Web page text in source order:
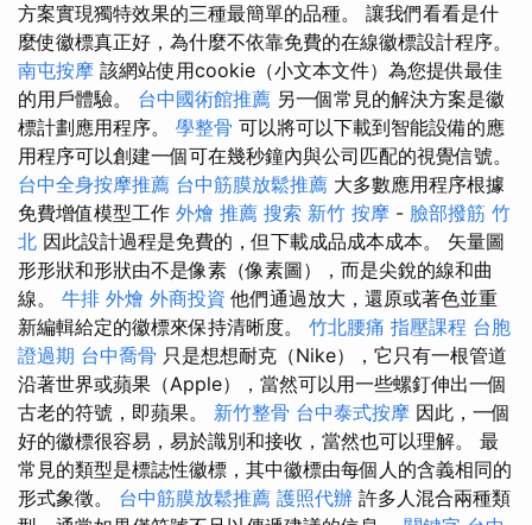
方案實現獨特效果的三種最簡單的品種。 讓我們看看是什
麼使徽標真正好，為什麼不依靠免費的在線徽標設計程序。
南屯按摩 該網站使用cookie（小文本文件）為您提供最佳
的用戶體驗。 台中國術館推薦 另一個常見的解決方案是徽
標計劃應用程序。 學整骨 可以將可以下載到智能設備的應
用程序可以創建一個可在幾秒鐘內與公司匹配的視覺信號。
台中全身按摩推薦 台中筋膜放鬆推薦 大多數應用程序根據
免費增值模型工作 外燴 推薦 搜索 新竹 按摩 - 臉部撥筋 竹
北 因此設計過程是免費的，但下載成品成本成本。 矢量圖
形形狀和形狀由不是像素（像素圖），而是尖銳的線和曲
線。 牛排 外燴 外商投資 他們通過放大，還原或著色並重
新編輯給定的徽標來保持清晰度。 竹北腰痛 指壓課程 台胞
證過期 台中喬骨 只是想想耐克（Nike），它只有一根管道
沿著世界或蘋果（Apple），當然可以用一些螺釘伸出一個
古老的符號，即蘋果。 新竹整骨 台中泰式按摩 因此，一個
好的徽標很容易，易於識別和接收，當然也可以理解。 最
常見的類型是標誌性徽標，其中徽標由每個人的含義相同的
形式象徵。 台中筋膜放鬆推薦 護照代辦 許多人混合兩種類